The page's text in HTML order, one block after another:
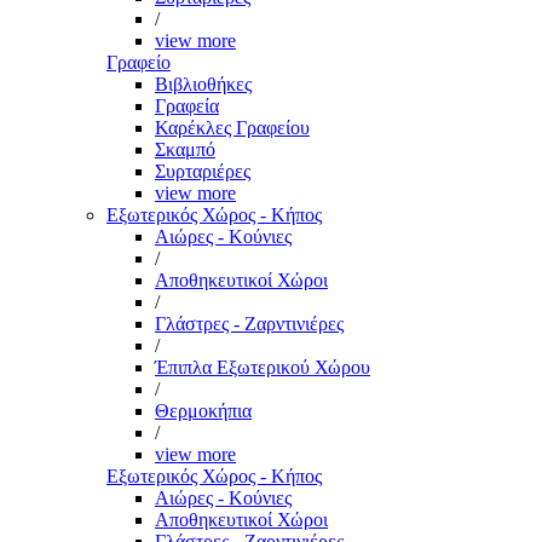
/
view more
Γραφείο
Βιβλιοθήκες
Γραφεία
Καρέκλες Γραφείου
Σκαμπό
Συρταριέρες
view more
Εξωτερικός Χώρος - Κήπος
Αιώρες - Κούνιες
/
Αποθηκευτικοί Χώροι
/
Γλάστρες - Ζαρντινιέρες
/
Έπιπλα Εξωτερικού Χώρου
/
Θερμοκήπια
/
view more
Εξωτερικός Χώρος - Κήπος
Αιώρες - Κούνιες
Αποθηκευτικοί Χώροι